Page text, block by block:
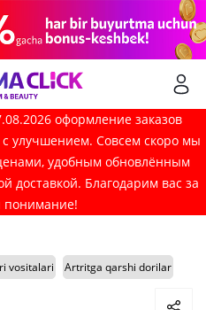
оформление заказов
улучшением. Совсем скоро мы
удобным обновлённым
доставкой. Благодарим вас за
понимание!
vositalari
Artritga qarshi dorilar